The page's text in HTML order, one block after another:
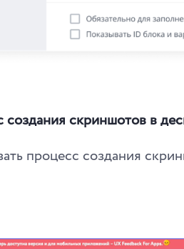
создания скриншотов в
процесс создания